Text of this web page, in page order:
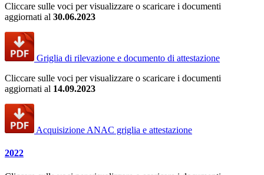
Cliccare sulle voci per visualizzare o scaricare i documenti
aggiornati al 30.06.2023
Griglia di rilevazione e documento di attestazione
Cliccare sulle voci per visualizzare o scaricare i documenti
aggiornati al 14.09.2023
Acquisizione ANAC griglia e attestazione
2022